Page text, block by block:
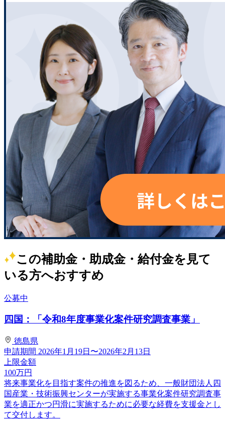
この補助金・助成金・給付金を見て
いる方へおすすめ
公募中
四国：「令和8年度事業化案件研究調査事業」
徳島県
申請期間 2026年1月19日〜2026年2月13日
上限金額
100万円
将来事業化を目指す案件の推進を図るため、一般財団法人四
国産業・技術振興センターが実施する事業化案件研究調査事
業を適正かつ円滑に実施するために必要な経費を支援金とし
て交付します。